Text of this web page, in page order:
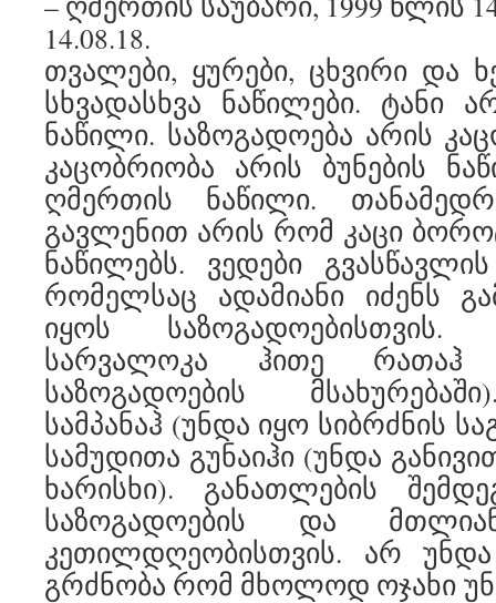
14.08.18.
თვალები, ყურები, ცხვირი და
სხვადასხვა ნაწილები. ტანი
ნაწილი. საზოგადოება არის
კაცობრიობა არის ბუნების
ღმერთის ნაწილი.
გავლენით არის რომ კაცი
ნაწილებს. ვედები
რომელსაც ადამიანი იძენს
იყოს საზოგადოებისთვის.
სარვალოკა ჰითე
საზოგადოების
სამპანაჰ (უნდა იყო სიბრძნის
სამუდითა გუნაიჰი (უნდა
ხარისხი). განათლების
საზოგადოების და
კეთილდღეობისთვის. არ
გრძნობა რომ მხოლოდ ოჯახი